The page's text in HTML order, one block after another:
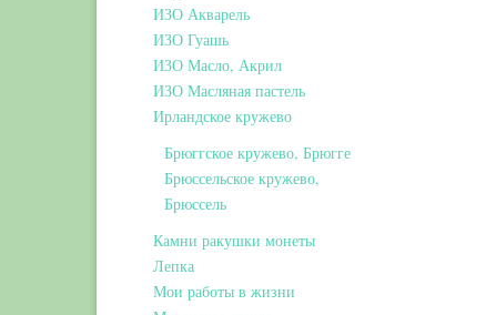
ИЗО Акварель
ИЗО Гуашь
ИЗО Масло, Акрил
ИЗО Масляная пастель
Ирландское кружево
Брюггское кружево, Брюгге
Брюссельское кружево,
Брюссель
Камни ракушки монеты
Лепка
Мои работы в жизни